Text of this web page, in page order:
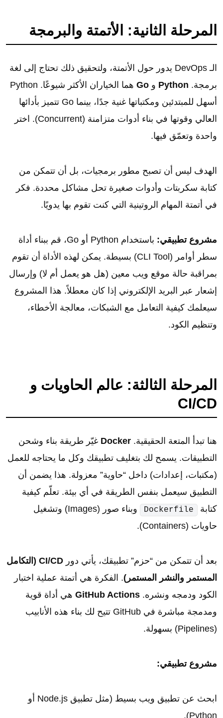
المرحلة الثانية: الأتمتة والبرمجة
الـ DevOps يدور حول الأتمتة، ولتحقيق ذلك تحتاج إلى لغة
برمجة. Python و Go
هما الخياران الأكثر شيوعًا. Python
أسهل للمبتدئين ومكتباتها غنية جدًا، بينما Go تتميز بأدائها
العالي وقوتها في بناء أدوات متزامنة (Concurrent). اختر
واحدة وتعمّق فيها.
الهدف ليس أن تصبح مطور برمجيات، بل أن تتمكن من
كتابة سكربتات وأدوات صغيرة تحل مشاكل محددة. فكر
في أتمتة المهام الروتينية التي كنت تقوم بها يدويًا.
مشروع تطبيقي:
باستخدام Python أو Go، قم ببناء أداة
سطر أوامر (CLI Tool) بسيطة. يمكن لهذه الأداة أن تقوم
بمراقبة حالة موقع ويب معين (هل هو يعمل أم لا) وإرسال
إشعار عبر البريد الإلكتروني إذا كان معطلاً. هذا المشروع
سيعلمك كيفية التعامل مع الشبكات، معالجة الأخطاء،
وتنظيم الكود.
المرحلة الثالثة: عالم الحاويات و
CI/CD
هنا تبدأ المتعة الحقيقية. Docker غيّر طريقة بناء وشحن
التطبيقات. يسمح لك بتغليف تطبيقك وكل ما يحتاجه للعمل
(مكتبات، إعدادات) داخل “حاوية” معزولة. هذا يضمن أن
التطبيق سيعمل بنفس الطريقة في أي بيئة. تعلّم كيفية
كتابة
Dockerfile
وبناء صور (Images) وتشغيل
حاويات (Containers).
بعد أن تتمكن من “حزم” تطبيقك، يأتي دور
CI/CD (التكامل
المستمر والنشر المستمر). الفكرة هي أتمتة عملية اختبار
الكود ودمجه ونشره. GitHub Actions هي أداة قوية
ومدمجة مباشرة في GitHub تتيح لك بناء هذه الأنابيب
(Pipelines) بسهولة.
مشروع تطبيقي:
ابحث عن تطبيق ويب بسيط (مثل تطبيق Node.js أو
Python).